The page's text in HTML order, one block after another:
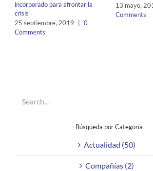
incorporado para afrontar la
crisis
25 septiembre, 2019
0
Comments
13 mayo,
Comments
for:
Búsqueda por Categoría
Actualidad (50)
Compañías (2)